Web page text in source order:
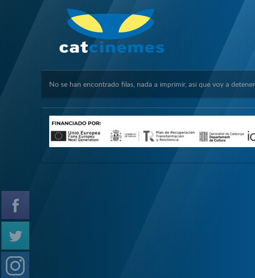
No se han encontrado filas, nada a imprimir, asi que voy a